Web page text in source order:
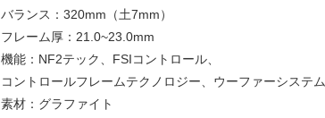
バランス：320mm（土7mm）
フレーム厚：21.0~23.0mm
機能：NF2テック、FSIコントロール、
コントロールフレームテクノロジー、ウーファーシステム
素材：グラファイト